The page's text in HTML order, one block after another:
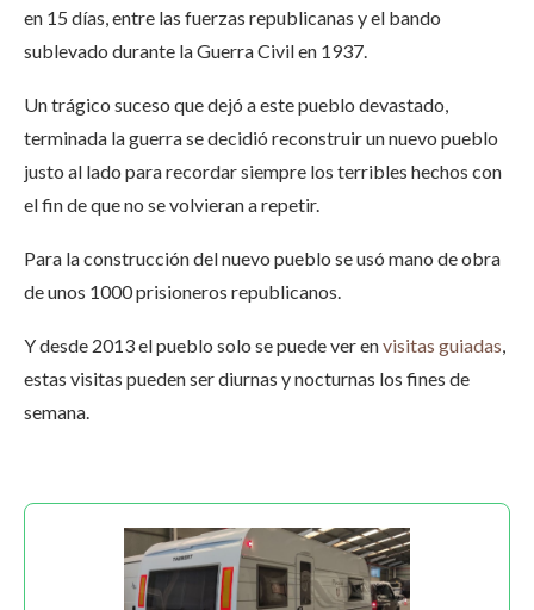
en 15 días, entre las fuerzas republicanas y el bando
sublevado durante la Guerra Civil en 1937.
Un trágico suceso que dejó a este pueblo devastado,
terminada la guerra se decidió reconstruir un nuevo pueblo
justo al lado para recordar siempre los terribles hechos con
el fin de que no se volvieran a repetir.
Para la construcción del nuevo pueblo se usó mano de obra
de unos 1000 prisioneros republicanos.
Y desde 2013 el pueblo solo se puede ver envisitas guiadas
estas visitas pueden ser diurnas y nocturnas los fines de
semana.